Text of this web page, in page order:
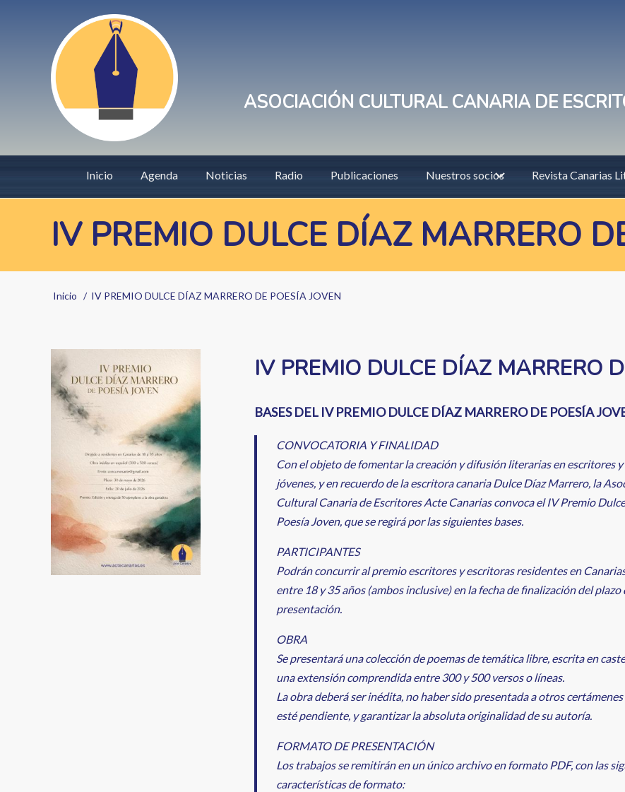
User
account
menu
ASOCIACIÓN CULTURAL CANARIA DE
Main
navigation
Inicio Agenda Noticias Radio Publicaciones Nuestros socios Revista Canarias
IV PREMIO DULCE DÍAZ MARRERO
Sobrescribir
de
ayuda
a
la
navegación
Inicio IV PREMIO DULCE DÍAZ MARRERO DE POESÍA JOVEN
Image IV PREMIO DULCE DÍAZ MARRERO
BASES DEL IV PREMIO DULCE DÍAZ MARRERO DE POESÍA
CONVOCATORIA Y FINALIDAD
Con el objeto de fomentar la creación y difusión literarias en escritores
jóvenes, y en recuerdo de la escritora canaria Dulce Díaz Marrero, la
Cultural Canaria de Escritores Acte Canarias convoca el IV Premio
Poesía Joven, que se regirá por las siguientes bases.
PARTICIPANTES
Podrán concurrir al premio escritores y escritoras residentes en
entre 18 y 35 años (ambos inclusive) en la fecha de finalización del plazo
presentación.
OBRA
Se presentará una colección de poemas de temática libre, escrita en
una extensión comprendida entre 300 y 500 versos o líneas.
La obra deberá ser inédita, no haber sido presentada a otros
esté pendiente, y garantizar la absoluta originalidad de su autoría.
FORMATO DE PRESENTACIÓN
Los trabajos se remitirán en un único archivo en formato PDF, con las
características de formato: